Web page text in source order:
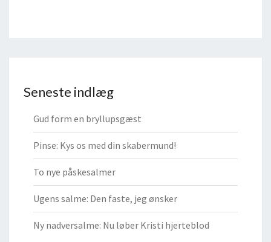
Seneste indlæg
Gud form en bryllupsgæst
Pinse: Kys os med din skabermund!
To nye påskesalmer
Ugens salme: Den faste, jeg ønsker
Ny nadversalme: Nu løber Kristi hjerteblod